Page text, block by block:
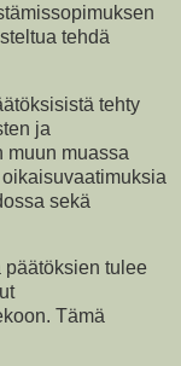
tehdä
tehty
ja
muun muassa
sekä
päätöksien tulee
Tämä